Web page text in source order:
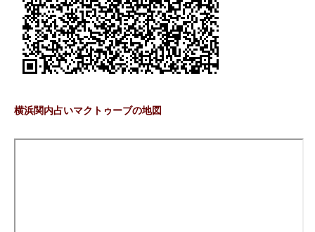
横浜関内占いマクトゥーブの地図